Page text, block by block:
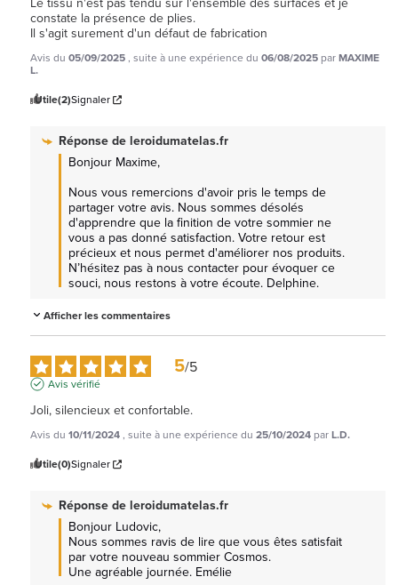
constate la présence de plies.
Il s'agit surement d'un défaut de fabrication
Avis du 05/09/2025, suite à une expérience du 06/08/2025 parMAXIME
L.
Utile(2)Signaler
Réponse deleroidumatelas.fr
Bonjour Maxime,
Nous vous remercions d'avoir pris le temps de
partager votre avis. Nous sommes désolés
d'apprendre que la finition de votre sommier ne
vous a pas donné satisfaction. Votre retour est
précieux et nous permet d'améliorer nos produits.
N’hésitez pas à nous contacter pour évoquer ce
souci, nous restons à votre écoute. Delphine.
Afficher les commentaires
5/5
Avis vérifié
Joli, silencieux et confortable.
Avis du 10/11/2024, suite à une expérience du 25/10/2024 parL.D.
Utile(0)Signaler
Réponse deleroidumatelas.fr
Bonjour Ludovic,
Nous sommes ravis de lire que vous êtes satisfait
par votre nouveau sommier Cosmos.
Une agréable journée. Emélie